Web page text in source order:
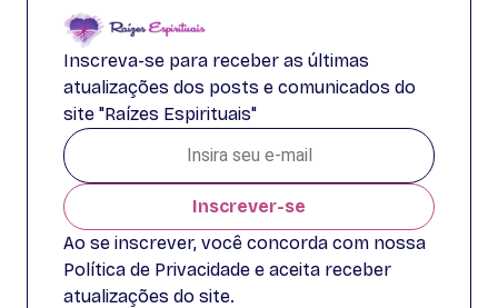
Inscreva-se para receber as últimas
atualizações dos posts e comunicados do
site "Raízes Espirituais"
Inscrever-se
Ao se inscrever, você concorda com nossa
Política de Privacidade e aceita receber
atualizações do site.